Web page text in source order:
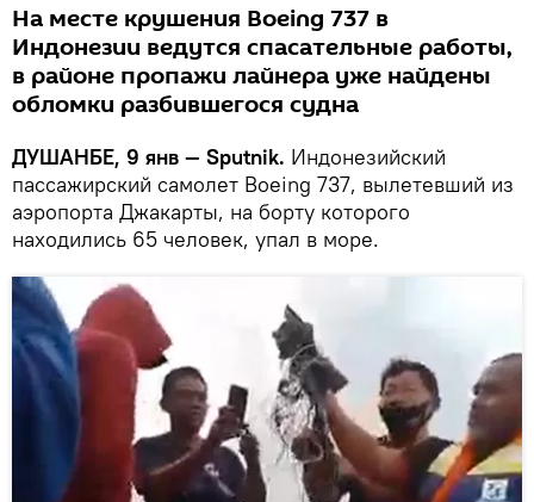
На месте крушения Boeing 737 в
Индонезии ведутся спасательные работы,
в районе пропажи лайнера уже найдены
обломки разбившегося судна
ДУШАНБЕ, 9 янв — Sputnik. Индонезийский
пассажирский самолет Boeing 737, вылетевший из
аэропорта Джакарты, на борту которого
находились 65 человек, упал в море.